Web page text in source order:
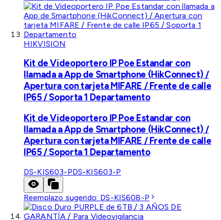
HIKVISION
Kit de Videoportero IP Poe Estandar con
llamada a App de Smartphone (HikConnect) /
Apertura con tarjeta MIFARE / Frente de calle
IP65 / Soporta 1 Departamento
Kit de Videoportero IP Poe Estandar con
llamada a App de Smartphone (HikConnect) /
Apertura con tarjeta MIFARE / Frente de calle
IP65 / Soporta 1 Departamento
DS-KIS603-PDS-KIS603-P
Reemplazo sugerido: DS-KIS608-P